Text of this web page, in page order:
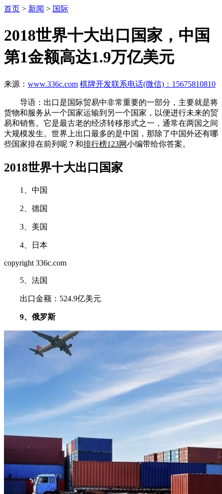
首页 > 新闻 > 国际
2018世界十大出口国家，中国
第1金额高达1.9万亿美元
来源： www.336c.com 棋牌开发联系电话(微信)：15675810810
导语：出口是国际贸易中非常重要的一部分，主要就是将
货物和服务从一个国家运输到另一个国家，以便进行未来的贸
易和销售。它是最古老的经济转移形式之一，通常在两国之间
大规模发生。世界上出口最多的是中国，那除了中国外还有哪
些国家排在前列呢？和排行榜123网小编带给你答案。
2018世界十大出口国家
1、中国
2、德国
3、美国
4、日本
copyright 336c.com
5、法国
出口金额：524.9亿美元
9、俄罗斯